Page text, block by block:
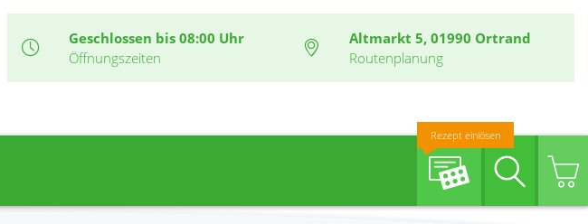
Geschlossen bis 08:00 Uhr
Öffnungszeiten
Altmarkt 5, 01990 Ortrand
Routenplanung
Rezept einlösen
Suche